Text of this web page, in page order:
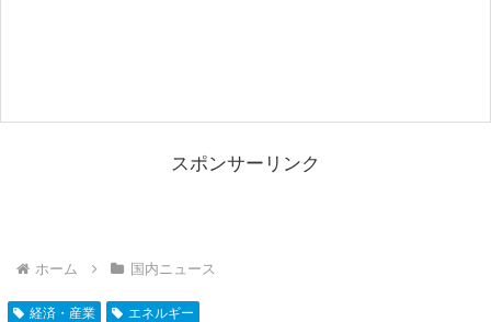
スポンサーリンク
ホーム 国内ニュース
経済・産業 エネルギー